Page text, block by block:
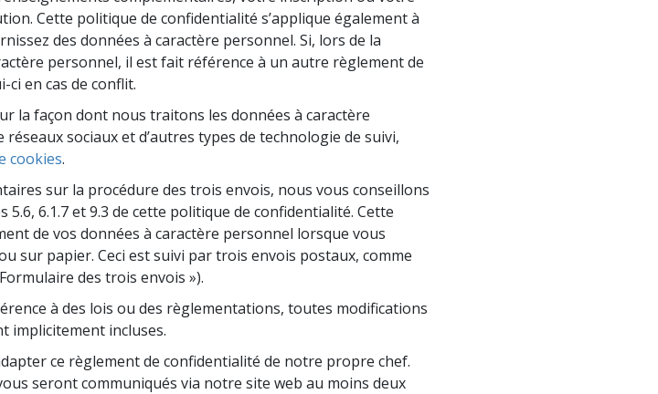
L’échelle des tons émotionnels
Réponses aux drogues
Des outils pour le monde du travail
La raison de l’oppression
Les investigations
Les fondements de l’organisation
Les fondements des relations publiques
La technologie de l’étude
Cette politique de confidentialité s’applique également à
des données à caractère personnel. Si, lors de la
personnel, il est fait référence à un autre règlement de
en cas de conflit.
la façon dont nous traitons les données à caractère
sociaux et d’autres types de technologie de suivi,
cookies.
sur la procédure des trois envois, nous vous conseillons
6.1.7 et 9.3 de cette politique de confidentialité. Cette
de vos données à caractère personnel lorsque vous
sur papier. Ceci est suivi par trois envois postaux, comme
des trois envois »).
à des lois ou des règlementations, toutes modifications
implicitement incluses.
ce règlement de confidentialité de notre propre chef.
seront communiqués via notre site web au moins deux